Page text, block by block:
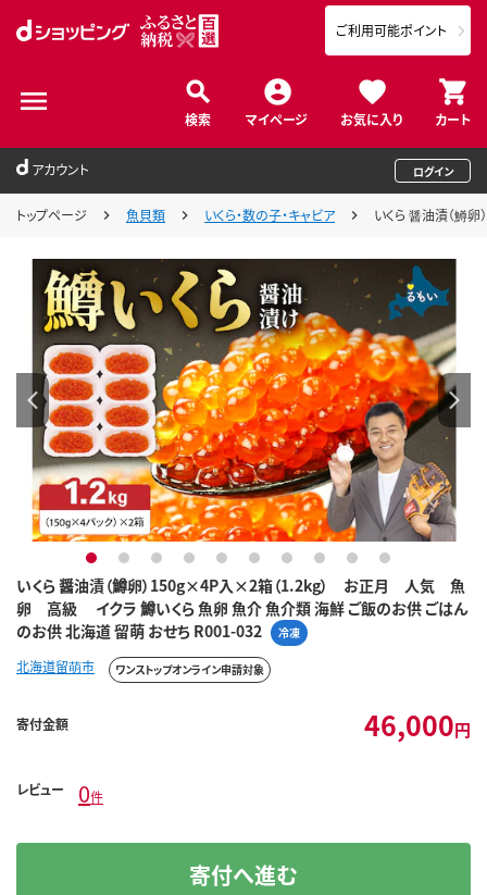
検索 マイページ お気に入り カート
ご利用可能ポイント
アカウント ログイン
トップページ 魚貝類 いくら・数の子・キャビア いくら 醤油漬（
いくら 醤油漬（鱒卵）150g×4P入×2箱（1.2kg） お正月 人気 魚
卵 高級 イクラ 鱒いくら 魚卵 魚介 魚介類 海鮮 ご飯のお供 ごはん
のお供 北海道 留萌 おせち R001-032
冷凍
1 2 3 4 5 6 7 8 9 10
北海道留萌市 ワンストップオンライン申請対象
寄付金額 46,000円
レビュー 0件
寄付へ進む